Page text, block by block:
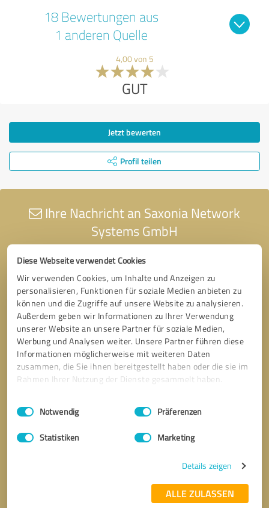
Diese Webseite verwendet Cookies
Wir verwenden Cookies, um Inhalte und Anzeigen zu
personalisieren, Funktionen für soziale Medien anbieten zu
können und die Zugriffe auf unsere Website zu analysieren.
Außerdem geben wir Informationen zu Ihrer Verwendung
unserer Website an unsere Partner für soziale Medien,
Werbung und Analysen weiter. Unsere Partner führen diese
Informationen möglicherweise mit weiteren Daten
zusammen, die Sie ihnen bereitgestellt haben oder die sie im
Rahmen Ihrer Nutzung der Dienste gesammelt haben.
Impressum Datenschutzbestimmungen
Einwilligungsauswahl
Notwendig Präferenzen
Statistiken Marketing
Details zeigen
ALLE ZULASSEN
18 Bewertungen aus
1 anderen Quelle
4,00 von 5
GUT
Jetzt bewerten
Profil teilen
Ihre Nachricht an Saxonia Network
Systems GmbH
* Erforderliche Angaben